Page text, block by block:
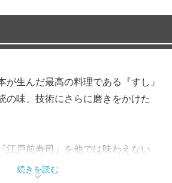
が生んだ最高の料理である『すし』
の味、技術にさらに磨きをかけた
江戸前寿司』を他では味わえない
能できます。
続きを読む